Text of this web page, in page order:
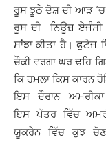
ਰੂਸ ਝੂਠੇ ਦੋਸ਼ ਦੀ ਆੜ ‘ਚ
ਰੂਸ ਦੀ ਨਿਊਜ਼ ਏਜੰਸੀ
ਸਾਂਝਾ ਕੀਤਾ ਹੈ।
ਚੌਕੀ ਵਰਗਾ ਘਰ ਢਹਿ
ਕਿ ਹਮਲਾ ਕਿਸ ਕਾਰਨ
ਇਸ ਦੌਰਾਨ
ਇਸ ਪੱਤਰ ਵਿੱਚ
ਯੂਕਰੇਨ ਵਿੱਚ ਕੁਝ